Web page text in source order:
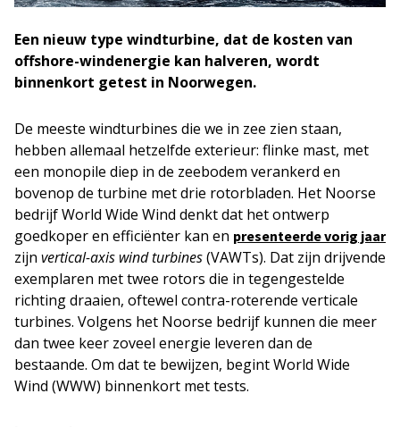
Een nieuw type windturbine, dat de kosten van
offshore-windenergie kan halveren, wordt
binnenkort getest in Noorwegen.
De meeste windturbines die we in zee zien staan,
hebben allemaal hetzelfde exterieur: flinke mast, met
een monopile diep in de zeebodem verankerd en
bovenop de turbine met drie rotorbladen. Het Noorse
bedrijf World Wide Wind denkt dat het ontwerp
goedkoper en efficiënter kan en presenteerde vorig jaar
zijn vertical-axis wind turbines(VAWTs). Dat zijn drijvende
exemplaren met twee rotors die in tegengestelde
richting draaien, oftewel contra-roterende verticale
turbines. Volgens het Noorse bedrijf kunnen die meer
dan twee keer zoveel energie leveren dan de
bestaande. Om dat te bewijzen, begint World Wide
Wind (WWW) binnenkort met tests.